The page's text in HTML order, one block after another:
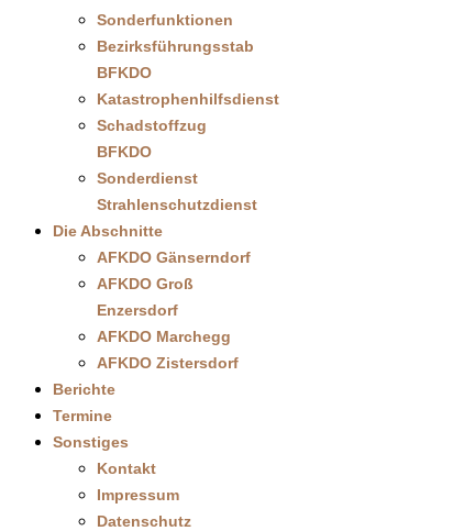
Sonderfunktionen
Bezirksführungsstab
BFKDO
Katastrophenhilfsdienst
Schadstoffzug
BFKDO
Sonderdienst
Strahlenschutzdienst
Die Abschnitte
AFKDO Gänserndorf
AFKDO Groß
Enzersdorf
AFKDO Marchegg
AFKDO Zistersdorf
Berichte
Termine
Sonstiges
Kontakt
Impressum
Datenschutz